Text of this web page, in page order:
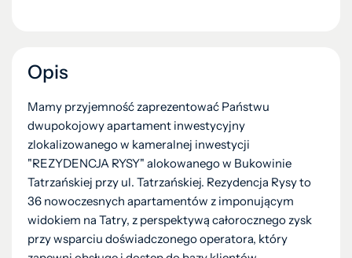
Opis
Mamy przyjemność zaprezentować Państwu
dwupokojowy apartament inwestycyjny
zlokalizowanego w kameralnej inwestycji
"REZYDENCJA RYSY" alokowanego w Bukowinie
Tatrzańskiej przy ul. Tatrzańskiej. Rezydencja Rysy to
36 nowoczesnych apartamentów z imponującym
widokiem na Tatry, z perspektywą całorocznego zysk
przy wsparciu doświadczonego operatora, który